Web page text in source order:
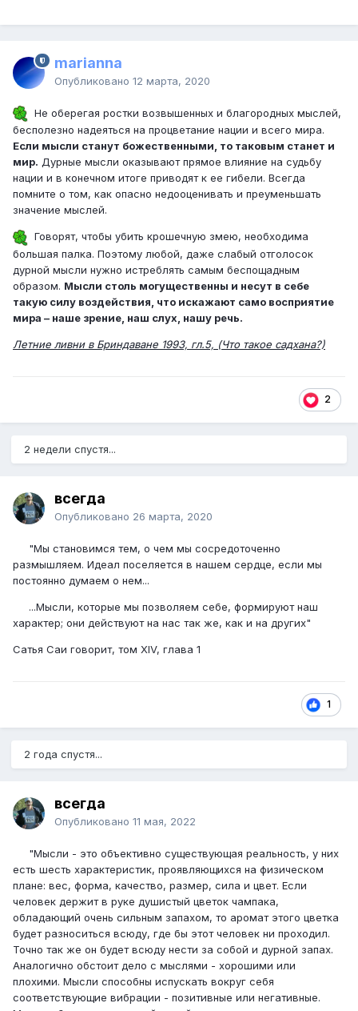
marianna
Опубликовано 12 марта, 2020
Не оберегая ростки возвышенных и благородных мыслей,
бесполезно надеяться на процветание нации и всего мира.
Если мысли станут божественными, то таковым станет и
мир. Дурные мысли оказывают прямое влияние на судьбу
нации и в конечном итоге приводят к ее гибели. Всегда
помните о том, как опасно недооценивать и преуменьшать
значение мыслей.
Говорят, чтобы убить крошечную змею, необходима
большая палка. Поэтому любой, даже слабый отголосок
дурной мысли нужно истреблять самым беспощадным
образом. Мысли столь могущественны и несут в себе
такую силу воздействия, что искажают само восприятие
мира – наше зрение, наш слух, нашу речь.
Летние ливни в Бриндаване 1993, гл.5, (Что такое садхана?)
2
2 недели спустя...
всегда
Опубликовано 26 марта, 2020
"Мы становимся тем, о чем мы сосредоточенно
размышляем. Идеал поселяется в нашем сердце, если мы
постоянно думаем о нем...
...Мысли, которые мы позволяем себе, формируют наш
характер; они действуют на нас так же, как и на других"
Сатья Саи говорит, том XIV, глава 1
1
2 года спустя...
всегда
Опубликовано 11 мая, 2022
"Мысли - это объективно существующая реальность, у них
есть шесть характеристик, проявляющихся на физическом
плане: вес, форма, качество, размер, сила и цвет. Если
человек держит в руке душистый цветок чампака,
обладающий очень сильным запахом, то аромат этого цветка
будет разноситься всюду, где бы этот человек ни проходил.
Точно так же он будет всюду нести за собой и дурной запах.
Аналогично обстоит дело с мыслями - хорошими или
плохими. Мысли способны испускать вокруг себя
соответствующие вибрации - позитивные или негативные.